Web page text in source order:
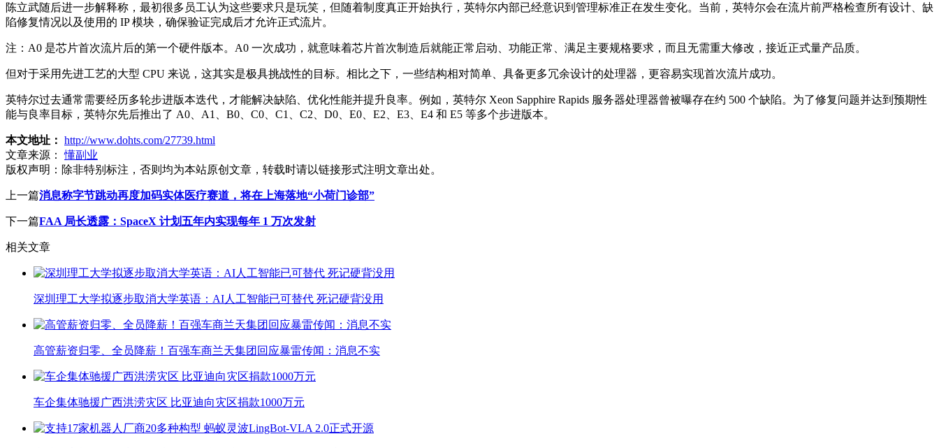
陈立武随后进一步解释称，最初很多员工认为这些要求只是玩笑，但随着制度真正开始执行，英特尔内部已经意识到管理标准正在发生变化。当前，英特尔会在流片前严格检查所有设计、缺
陷修复情况以及使用的 IP 模块，确保验证完成后才允许正式流片。
注：A0 是芯片首次流片后的第一个硬件版本。A0 一次成功，就意味着芯片首次制造后就能正常启动、功能正常、满足主要规格要求，而且无需重大修改，接近正式量产品质。
但对于采用先进工艺的大型 CPU 来说，这其实是极具挑战性的目标。相比之下，一些结构相对简单、具备更多冗余设计的处理器，更容易实现首次流片成功。
英特尔过去通常需要经历多轮步进版本迭代，才能解决缺陷、优化性能并提升良率。例如，英特尔 Xeon Sapphire Rapids 服务器处理器曾被曝存在约 500 个缺陷。为了修复问题并达到预期性
能与良率目标，英特尔先后推出了 A0、A1、B0、C0、C1、C2、D0、E0、E2、E3、E4 和 E5 等多个步进版本。
本文地址： http://www.dohts.com/27739.html
文章来源：
懂副业
版权声明： 除非特别标注，否则均为本站原创文章，转载时请以链接形式注明文章出处。
上一篇消息称字节跳动再度加码实体医疗赛道，将在上海落地“小荷门诊部”
下一篇FAA 局长透露：SpaceX 计划五年内实现每年 1 万次发射
相关文章
深圳理工大学拟逐步取消大学英语：AI人工智能已可替代 死记硬背没用
高管薪资归零、全员降薪！百强车商兰天集团回应暴雷传闻：消息不实
车企集体驰援广西洪涝灾区 比亚迪向灾区捐款1000万元